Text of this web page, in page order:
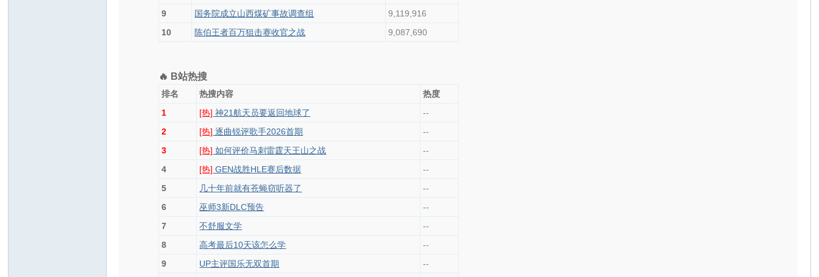
9
国务院成立山西煤矿事故调查组
9,119,916
10
陈伯王者百万狙击赛收官之战 9,087,690
🔥 B站热搜
排名 热搜内容
热度
1
[热] 神21航天员要返回地球了
--
2
[热] 逐曲锐评歌手2026首期
--
3
[热] 如何评价马刺雷霆天王山之战
--
4
[热] GEN战胜HLE赛后数据
--
5
几十年前就有苍蝇窃听器了
--
6
巫师3新DLC预告
--
7
不舒服文学
--
8
高考最后10天该怎么学
--
9
UP主评国乐无双首期
--